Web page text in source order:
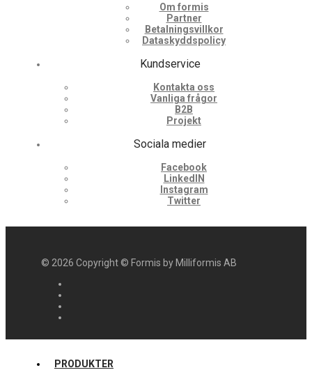
Om formis
Partner
Betalningsvillkor
Dataskyddspolicy
Kundservice
Kontakta oss
Vanliga frågor
B2B
Projekt
Sociala medier
Facebook
LinkedIN
Instagram
Twitter
© 2026 Copyright © Formis by Milliformis AB
PRODUKTER